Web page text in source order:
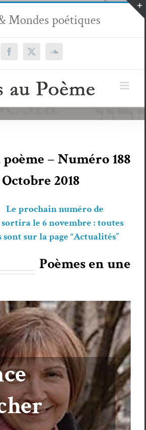
Mondes poétiques
Facebook
X SoundCloud
– Numéro 188
2018
numéro de
sor­ti­ra le 6 novem­bre : toutes
sur la page “Actu­al­ités”
Poèmes en une